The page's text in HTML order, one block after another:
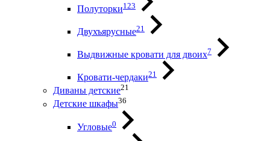
Полуторки123
Двухъярусные21
Выдвижные кровати для двоих7
Кровати-чердаки21
Диваны детские21
Детские шкафы36
Угловые0